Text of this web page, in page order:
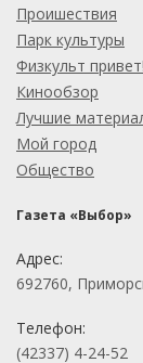
Проишествия
Парк культуры
Физкульт привет!
Кинообзор
Лучшие
Мой город
Общество
Газета «Выбор»
Адрес:
692760,
Телефон:
(42337) 4-24-52